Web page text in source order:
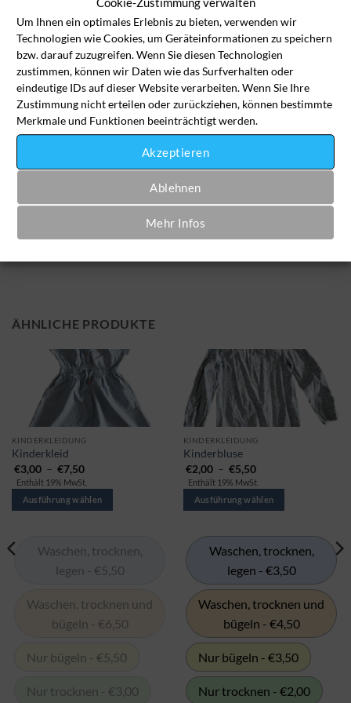
Um Ihnen ein optimales Erlebnis zu bieten, verwenden wir
Technologien wie Cookies, um Geräteinformationen zu speichern
bzw. darauf zuzugreifen. Wenn Sie diesen Technologien
zustimmen, können wir Daten wie das Surfverhalten oder
eindeutige IDs auf dieser Website verarbeiten. Wenn Sie Ihre
Zustimmung nicht erteilen oder zurückziehen, können bestimmte
Merkmale und Funktionen beeinträchtigt werden.
Akzeptieren
Ablehnen
Mehr Infos
Chemisch reinigen - €3,90
Kindermütze Menge
In den Wäschekorb
Artikelnummer:ki-kl-1010
ÄHNLICHE PRODUKTE
KINDERKLEIDUNG
Kinderkleid
€3,00 – €7,50
bis
€7,50
Enthält 19% MwSt.
Ausführung wählen
Dieses
Produkt
gibt
es
Varianten.
Die
ausgewählt
Waschen, trocknen,
legen - €5,50
Waschen, trocknen und
bügeln - €6,50
Nur bügeln - €5,50
Nur trocknen - €3,00
KINDERKLEIDUNG
Kinderbluse
€2,00 – €5,50
bis
€5,50
Enthält 19% MwSt.
Ausführung wählen
Dieses
Produkt
gibt
es
Varianten.
Die
Optionen
können
auf
der
Produktseite
ausgewählt
werden
Waschen, trocknen,
legen - €3,50
Waschen, trocknen und
bügeln - €4,50
Nur bügeln - €3,50
Nur trocknen - €2,00